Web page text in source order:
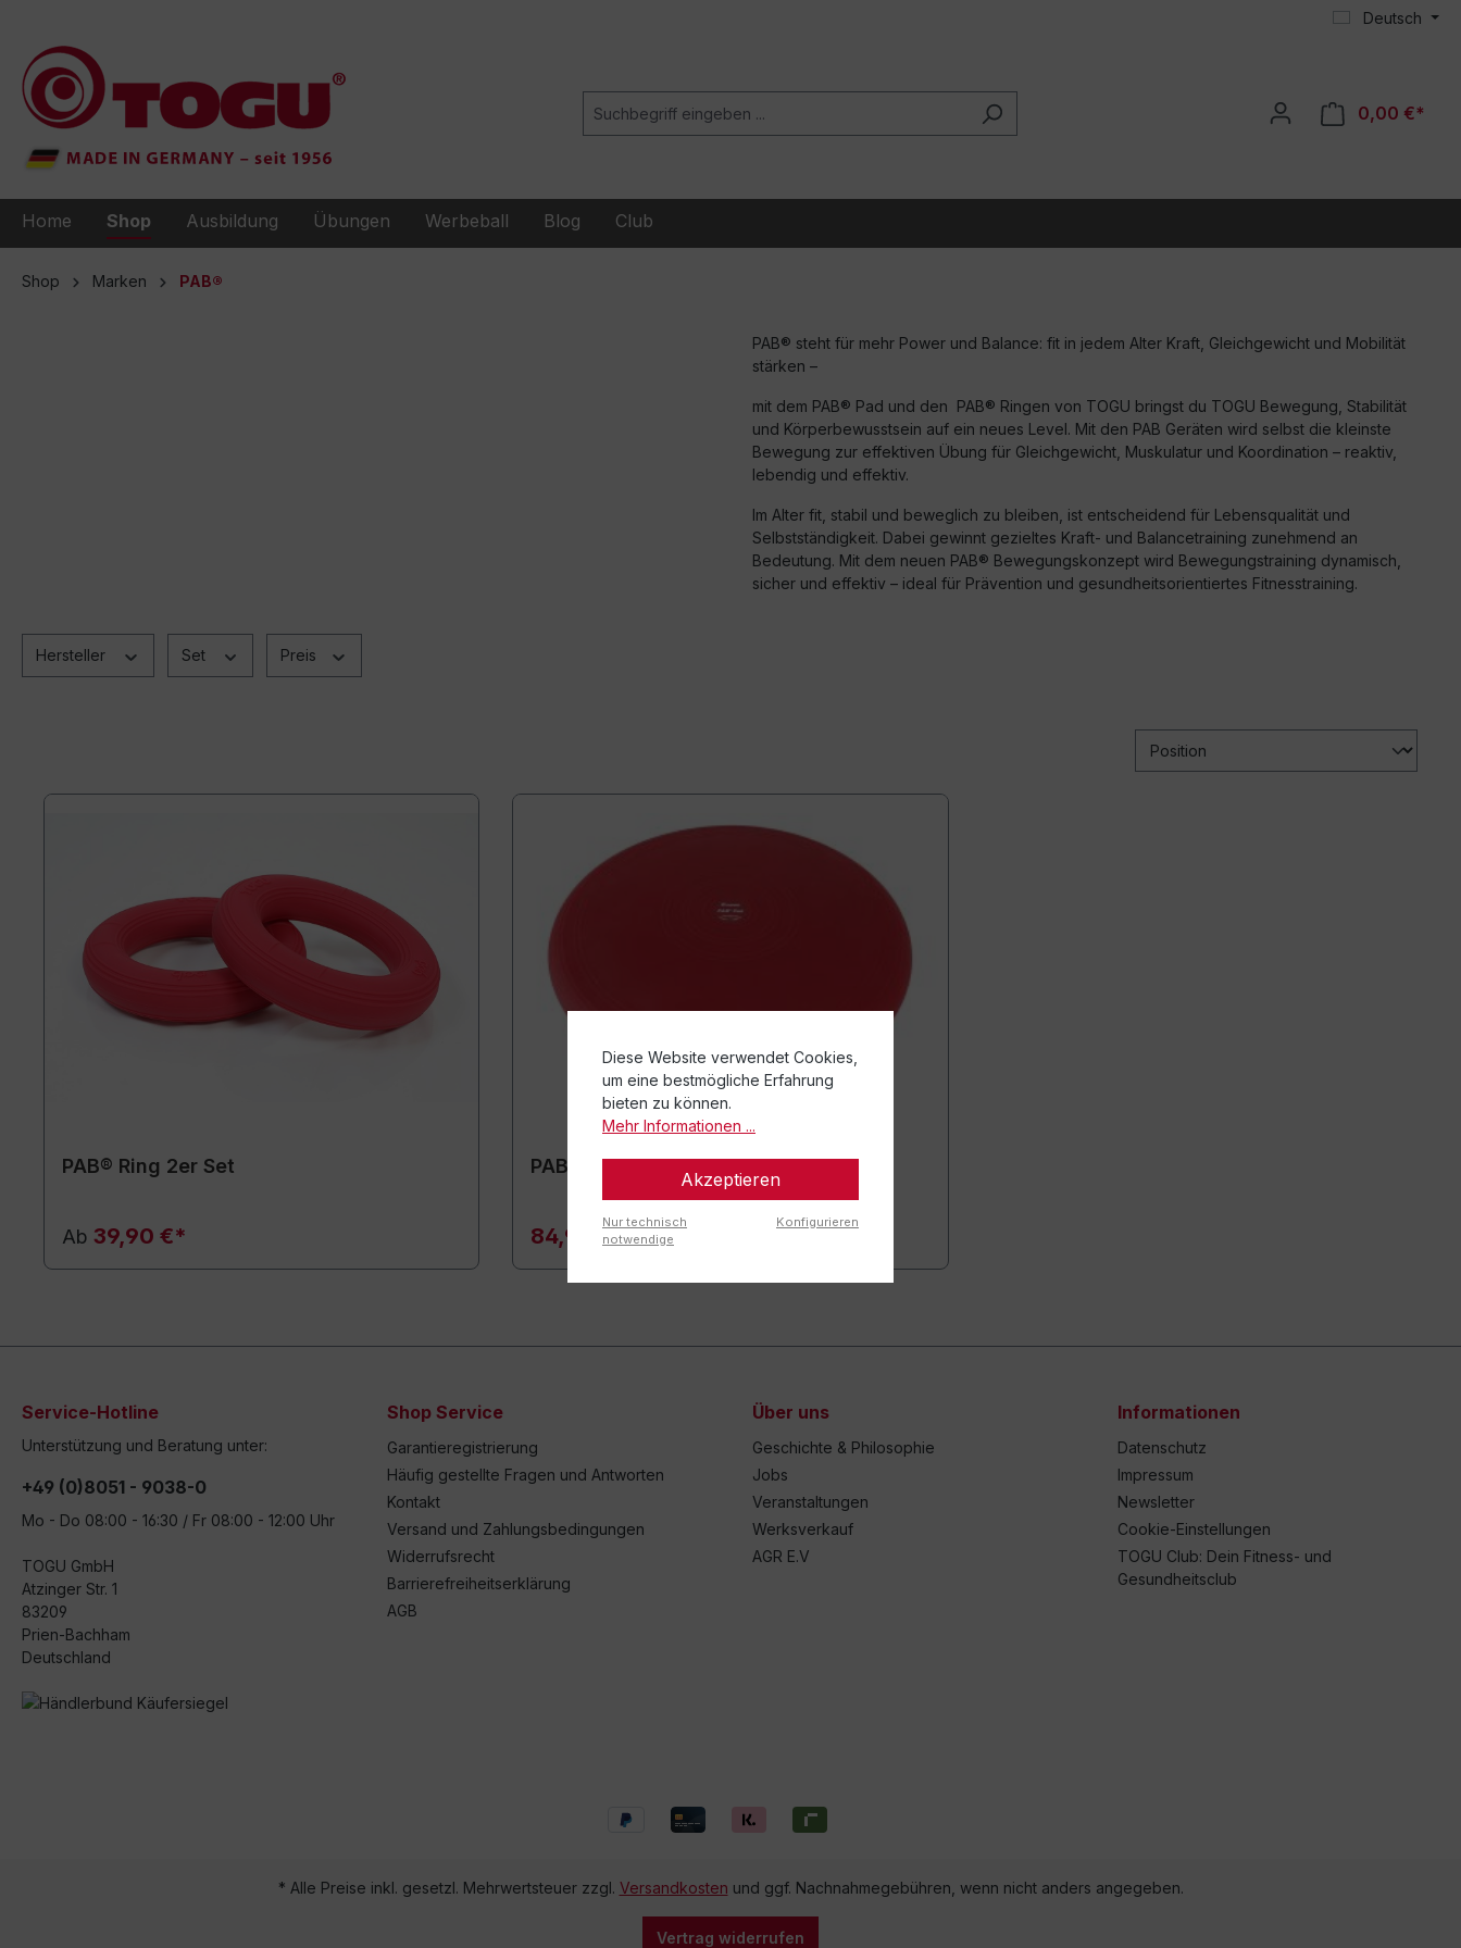
Deutsch
0,00 €*
Home Shop Ausbildung Übungen Werbeball Blog Club
Shop Marken PAB®
PAB® steht für mehr Power und Balance: fit in jedem Alter Kraft, Gleichgewicht und Mobilität
stärken –
mit dem PAB® Pad und den PAB® Ringen von TOGU bringst du TOGU Bewegung, Stabilität
und Körperbewusstsein auf ein neues Level. Mit den PAB Geräten wird selbst die kleinste
Bewegung zur effektiven Übung für Gleichgewicht, Muskulatur und Koordination – reaktiv,
lebendig und effektiv.
Im Alter fit, stabil und beweglich zu bleiben, ist entscheidend für Lebensqualität und
Selbstständigkeit. Dabei gewinnt gezieltes Kraft- und Balancetraining zunehmend an
Bedeutung. Mit dem neuen PAB® Bewegungskonzept wird Bewegungstraining dynamisch,
sicher und effektiv – ideal für Prävention und gesundheitsorientiertes Fitnesstraining.
Hersteller Set Preis
PAB® Ring 2er Set
Ab 39,90 €*
PAB® Pad
84,90 €*
Service-Hotline
Unterstützung und Beratung unter:
+49 (0)8051 - 9038-0
Mo - Do 08:00 - 16:30 / Fr 08:00 - 12:00 Uhr
TOGU GmbH
Atzinger Str. 1
83209
Prien-Bachham
Deutschland
Shop Service
Garantieregistrierung
Häufig gestellte Fragen und Antworten
Kontakt
Versand und Zahlungsbedingungen
Widerrufsrecht
Barrierefreiheitserklärung
AGB
Über uns
Geschichte & Philosophie
Jobs
Veranstaltungen
Werksverkauf
AGR E.V
Informationen
Datenschutz
Impressum
Newsletter
Cookie-Einstellungen
TOGU Club: Dein Fitness- und
Gesundheitsclub
* Alle Preise inkl. gesetzl. Mehrwertsteuer zzgl. Versandkosten und ggf. Nachnahmegebühren, wenn nicht anders angegeben.
Vertrag widerrufen
Diese Website verwendet Cookies,
um eine bestmögliche Erfahrung
bieten zu können.
Mehr Informationen ...
Akzeptieren
Nur technisch
notwendige
Konfigurieren